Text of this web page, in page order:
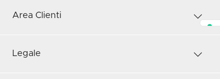
Area Clienti
Legale